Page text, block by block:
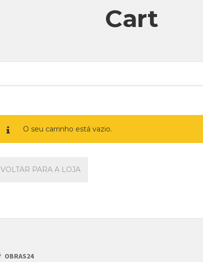
Cart
O seu carrinho está vazio.
VOLTAR PARA A LOJA
OBRAS24